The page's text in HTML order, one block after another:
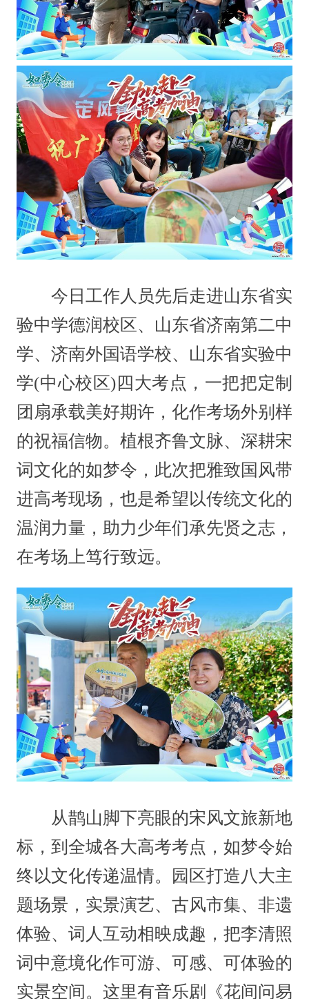
今日工作人员先后走进山东省实
验中学德润校区、山东省济南第二中
学、济南外国语学校、山东省实验中
学(中心校区)四大考点，一把把定制
团扇承载美好期许，化作考场外别样
的祝福信物。植根齐鲁文脉、深耕宋
词文化的如梦令，此次把雅致国风带
进高考现场，也是希望以传统文化的
温润力量，助力少年们承先贤之志，
在考场上笃行致远。
从鹊山脚下亮眼的宋风文旅新地
标，到全城各大高考考点，如梦令始
终以文化传递温情。园区打造八大主
题场景，实景演艺、古风市集、非遗
体验、词人互动相映成趣，把李清照
词中意境化作可游、可感、可体验的
实景空间。这里有音乐剧《花间问易